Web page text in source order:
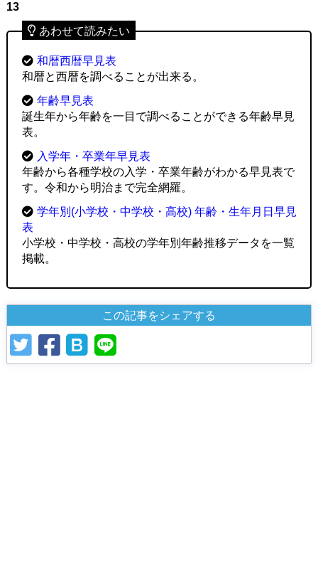
13
あわせて読みたい
和暦西暦早見表
和暦と西暦を調べることが出来る。
年齢早見表
誕生年から年齢を一目で調べることができる年齢早見
表。
入学年・卒業年早見表
年齢から各種学校の入学・卒業年齢がわかる早見表で
す。令和から明治まで完全網羅。
学年別(小学校・中学校・高校) 年齢・生年月日早見
表
小学校・中学校・高校の学年別年齢推移データを一覧
掲載。
この記事をシェアする